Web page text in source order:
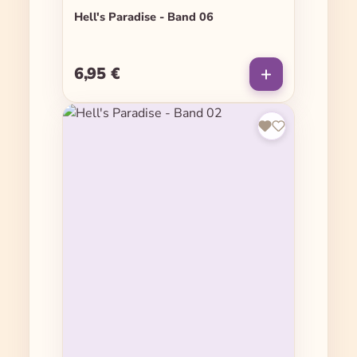
Hell's Paradise - Band 06
Regulärer Preis:
6,95 €